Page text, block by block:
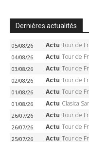
Dernières actualités
05/08/26 Actu Tour de France Femmes
04/08/26 Actu Tour de France Femmes
03/08/26 Actu Tour de France Femmes
02/08/26 Actu Tour de France Femmes
01/08/26 Actu Tour de France Femmes
01/08/26 Actu Clasica San
26/07/26 Actu Tour de France 2026 –
26/07/26 Actu Tour de France 2026 –
25/07/26 Actu Tour de France 2026 –